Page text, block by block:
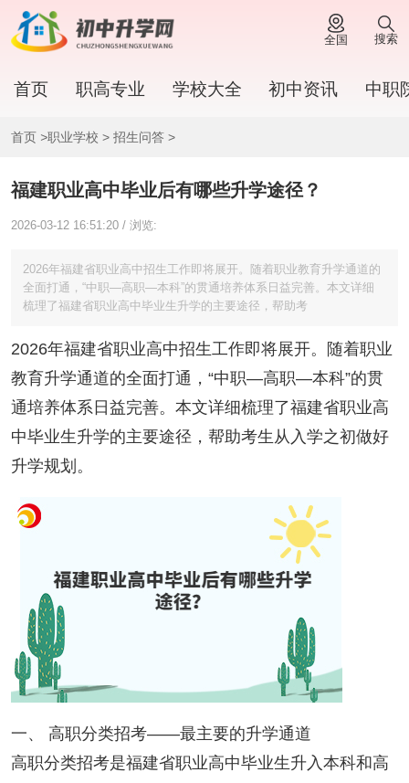
全国 搜索
首页 职高专业 学校大全 初中资讯 中职
首页 >职业学校 > 招生问答>
福建职业高中毕业后有哪些升学途径？
2026-03-12 16:51:20 / 浏览:
2026年福建省职业高中招生工作即将展开。随着职业教育升学通道的
全面打通，“中职—高职—本科”的贯通培养体系日益完善。本文详细
梳理了福建省职业高中毕业生升学的主要途径，帮助考
2026年福建省职业高中招生工作即将展开。随着职业
教育升学通道的全面打通，“中职—高职—本科”的贯
通培养体系日益完善。本文详细梳理了福建省职业高
中毕业生升学的主要途径，帮助考生从入学之初做好
升学规划。
一、 高职分类招考——最主要的升学通道
高职分类招考是福建省职业高中毕业生升入本科和高